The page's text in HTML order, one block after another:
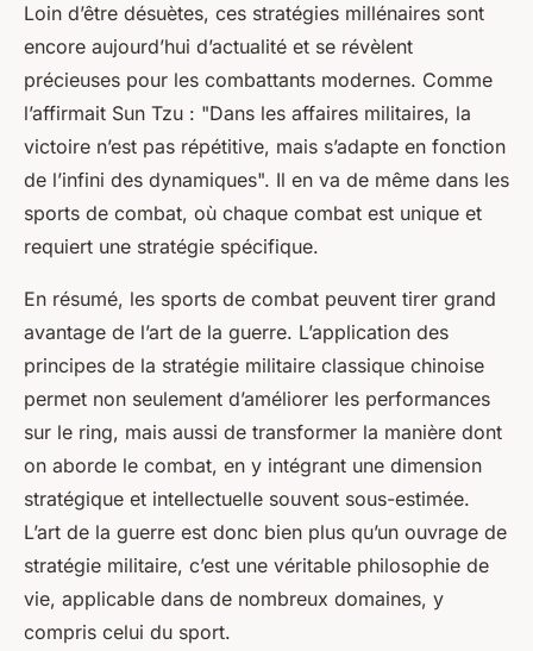
Loin d’être désuètes, ces stratégies millénaires sont
encore aujourd’hui d’actualité et se révèlent
précieuses pour les combattants modernes. Comme
l’affirmait Sun Tzu : "Dans les affaires militaires, la
victoire n’est pas répétitive, mais s’adapte en fonction
de l’infini des dynamiques". Il en va de même dans les
sports de combat, où chaque combat est unique et
requiert une stratégie spécifique.
En résumé, les sports de combat peuvent tirer grand
avantage de l’art de la guerre. L’application des
principes de la stratégie militaire classique chinoise
permet non seulement d’améliorer les performances
sur le ring, mais aussi de transformer la manière dont
on aborde le combat, en y intégrant une dimension
stratégique et intellectuelle souvent sous-estimée.
L’art de la guerre est donc bien plus qu’un ouvrage de
stratégie militaire, c’est une véritable philosophie de
vie, applicable dans de nombreux domaines, y
compris celui du sport.